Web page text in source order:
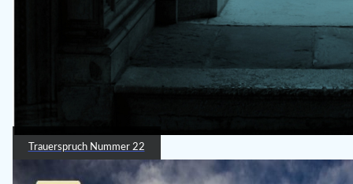
Trauerspruch Nummer 22